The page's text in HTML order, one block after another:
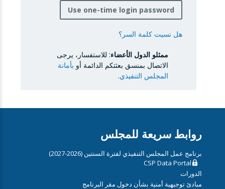
Use one-time login password
هل نسيت كلمة السر؟
ممثلو الدول الأعضاء: للاستفسار، يرجى
الاتصال بمنسق بعثتكم الدائمة أو بأمانة
المجلس التنفيذي.
روابط سريعة للمجلس
برنامج عمل المجلس التنفيذي لفترة السنتين (2026-2027)
CSP Data Portal
الدورات
مبادئ توجيهية أمنية بشأن دخول مقر البرنامج